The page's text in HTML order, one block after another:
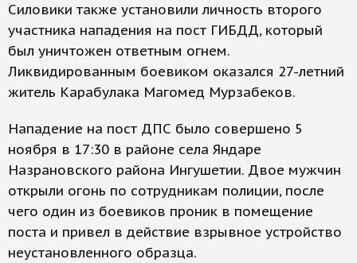
Силовики также установили личность второго
участника нападения на пост ГИБДД, который
был уничтожен ответным огнем.
Ликвидированным боевиком оказался 27-летний
житель Карабулака Магомед Мурзабеков.
Нападение на пост ДПС было совершено 5
ноября в 17:30 в районе села Яндаре
Назрановского района Ингушетии. Двое мужчин
открыли огонь по сотрудникам полиции, после
чего один из боевиков проник в помещение
поста и привел в действие взрывное устройство
неустановленного образца.